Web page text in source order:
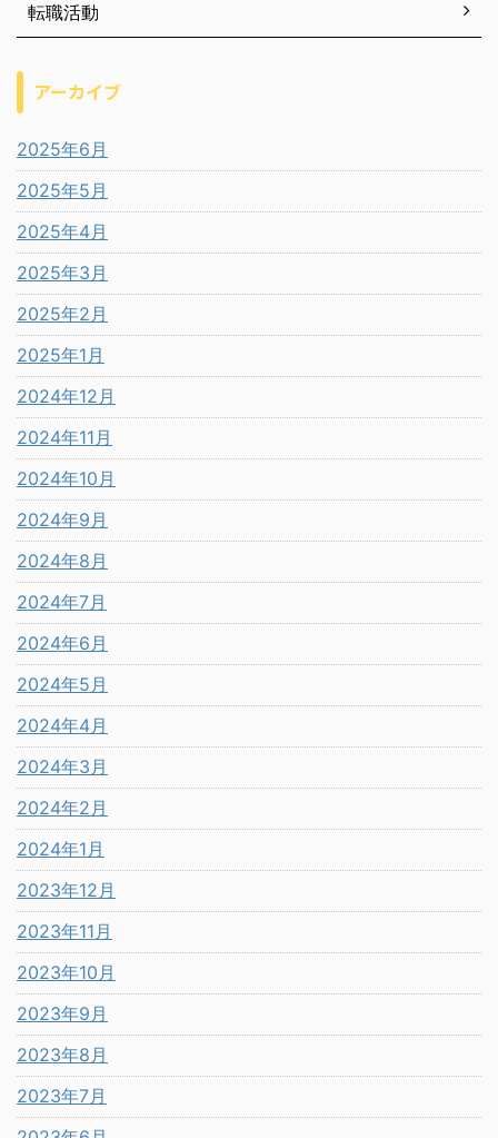
転職活動
アーカイブ
2025年6月
2025年5月
2025年4月
2025年3月
2025年2月
2025年1月
2024年12月
2024年11月
2024年10月
2024年9月
2024年8月
2024年7月
2024年6月
2024年5月
2024年4月
2024年3月
2024年2月
2024年1月
2023年12月
2023年11月
2023年10月
2023年9月
2023年8月
2023年7月